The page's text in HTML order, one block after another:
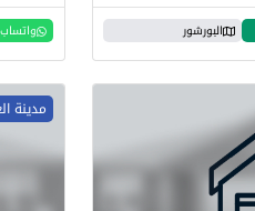
البورشور واتساب
مدينة